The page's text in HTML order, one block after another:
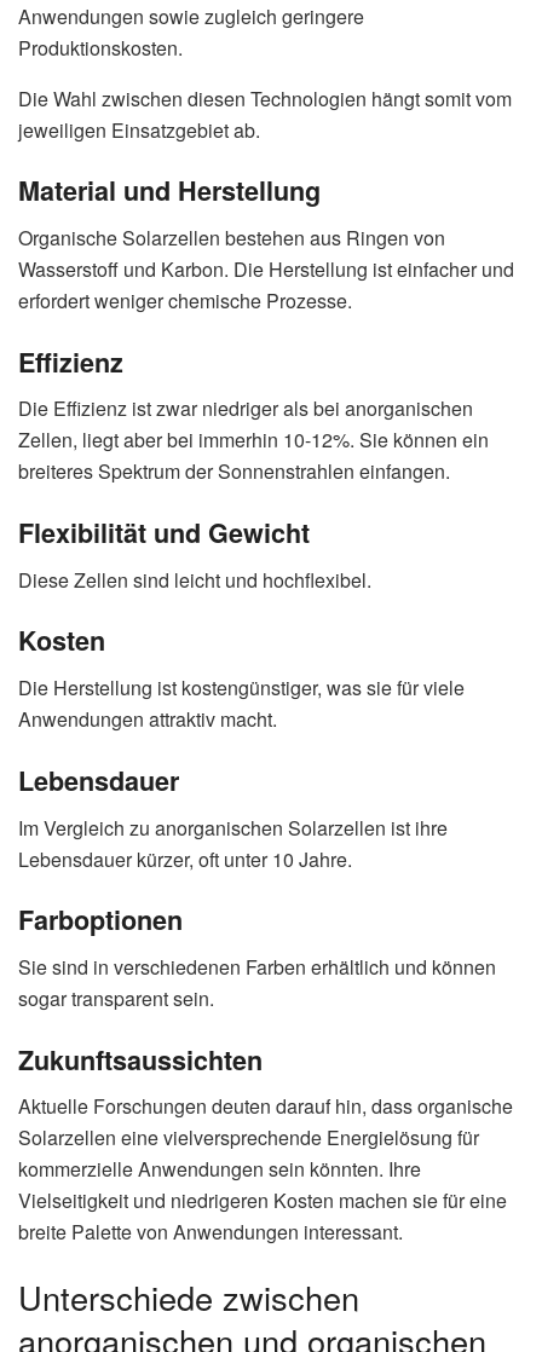
Anwendungen sowie zugleich geringere
Produktionskosten.
Die Wahl zwischen diesen Technologien hängt somit vom
jeweiligen Einsatzgebiet ab.
Material und Herstellung
Organische Solarzellen bestehen aus Ringen von
Wasserstoff und Karbon. Die Herstellung ist einfacher und
erfordert weniger chemische Prozesse.
Effizienz
Die Effizienz ist zwar niedriger als bei anorganischen
Zellen, liegt aber bei immerhin 10-12%. Sie können ein
breiteres Spektrum der Sonnenstrahlen einfangen.
Flexibilität und Gewicht
Diese Zellen sind leicht und hochflexibel.
Kosten
Die Herstellung ist kostengünstiger, was sie für viele
Anwendungen attraktiv macht.
Lebensdauer
Im Vergleich zu anorganischen Solarzellen ist ihre
Lebensdauer kürzer, oft unter 10 Jahre.
Farboptionen
Sie sind in verschiedenen Farben erhältlich und können
sogar transparent sein.
Zukunftsaussichten
Aktuelle Forschungen deuten darauf hin, dass organische
Solarzellen eine vielversprechende Energielösung für
kommerzielle Anwendungen sein könnten. Ihre
Vielseitigkeit und niedrigeren Kosten machen sie für eine
breite Palette von Anwendungen interessant.
Unterschiede zwischen
anorganischen und organischen